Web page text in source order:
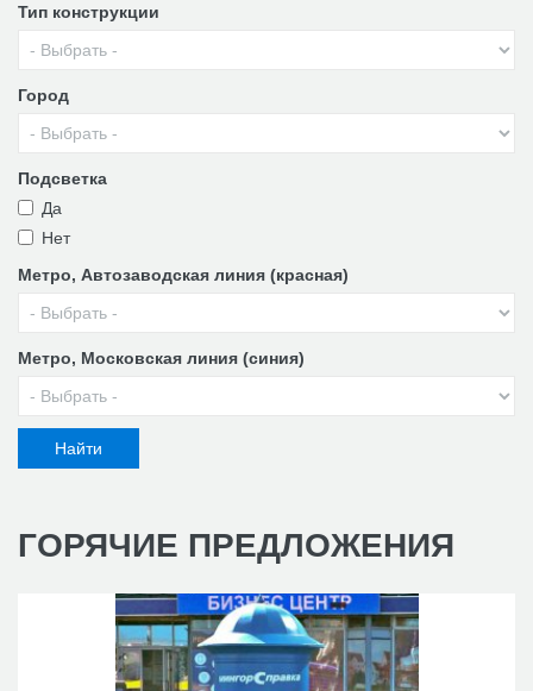
Тип конструкции
Город
Подсветка
Да
Нет
Метро, Автозаводская линия (красная)
Метро, Московская линия (синия)
ГОРЯЧИЕ ПРЕДЛОЖЕНИЯ